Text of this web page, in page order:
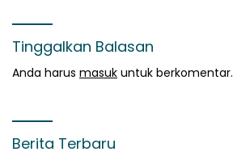
Tinggalkan Balasan
Anda harus masuk untuk berkomentar.
Berita Terbaru